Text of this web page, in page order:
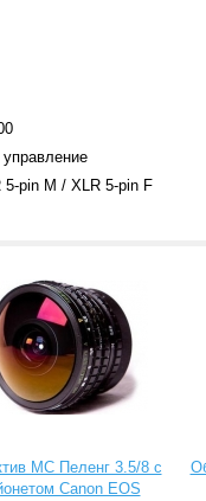
pin M / XLR 5-pin F
МС Пеленг 3.5/8 с
Canon EOS